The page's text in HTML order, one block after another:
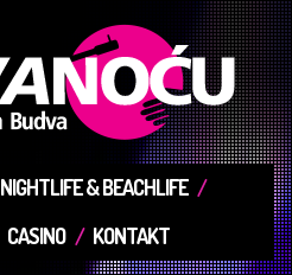
NIGHTLIFE & BEACHLIFE
CASINO KONTAKT